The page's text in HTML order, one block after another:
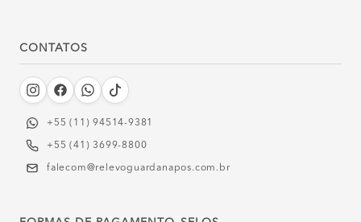
CONTATOS
+55 (11) 94514-9381‬
+55 (41) 3699-8800
falecom@relevoguardanapos.com.br